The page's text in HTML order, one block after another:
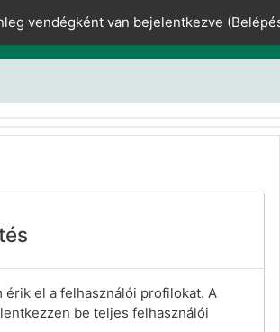
vendégként van bejelentkezve (
érik el a felhasználói profilokat. A
be teljes felhasználói